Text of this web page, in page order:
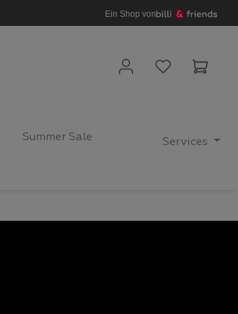
Ein Shop von
Summer Sale Services